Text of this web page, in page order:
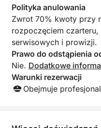
Polityka anulowania
Zwrot 70% kwoty przy
rozpoczęciem czarteru,
serwisowych i prowizji.
Prawo do odstąpienia
Nie. Dodatkowe
Warunki rezerwacji
Obejmuje